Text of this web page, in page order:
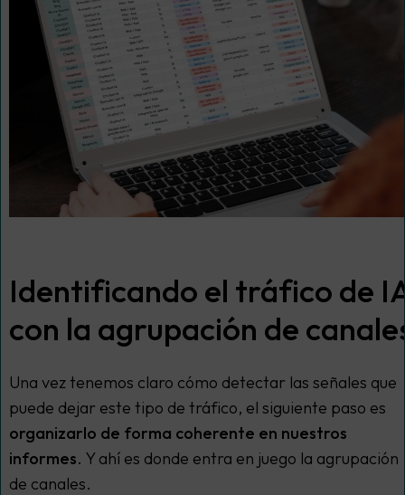
Identificando el tráfico de
con la agrupación de
Una vez tenemos claro cómo detectar las señales que
puede dejar este tipo de tráfico, el siguiente paso es
organizarlo de forma coherente en nuestros
informes. Y ahí es donde entra en juego la agrupación
de canales.